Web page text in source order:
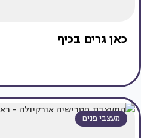
כאן גרים בכיף
מעצבי פנים